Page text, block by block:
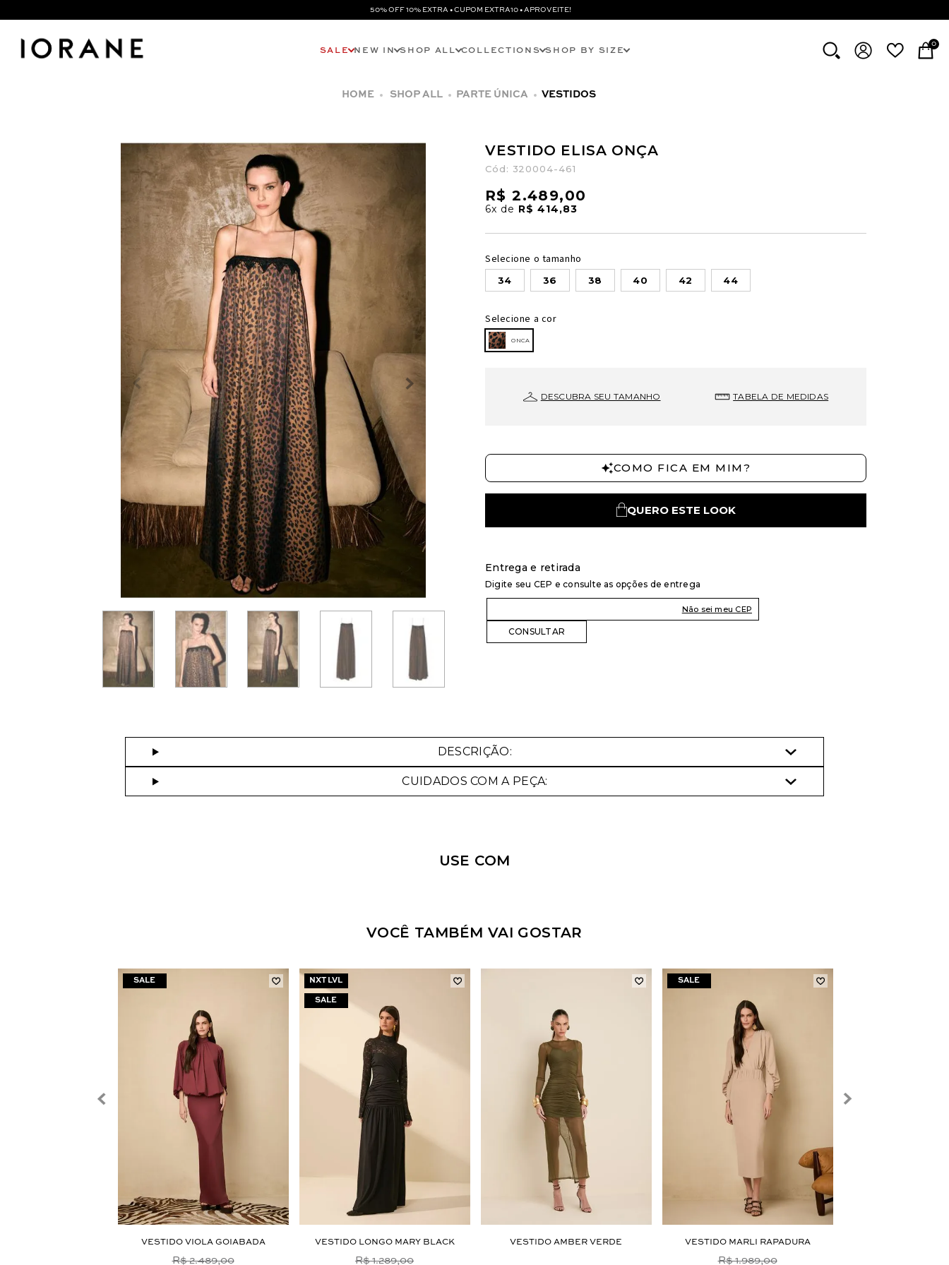
50% OFF 10% EXTRA • CUPOM EXTRA10 • APROVEITE!
SALE NEW IN SHOP ALL COLLECTIONS SHOP BY SIZE
0
SHOP ALL PARTE ÚNICA VESTIDOS
VESTIDO ELISA ONÇA
Cód: 320004-461
R$ 2.489,00
6x de R$ 414,83
pode te ajudar!
Selecione o tamanho que você deseja:
termos e polí­ticas de privacidade
Selecione o tamanho
34 36 38 40 42 44
Selecione a cor
ONCA
DESCUBRA SEU TAMANHO TABELA DE MEDIDAS
COMO FICA EM MIM?
QUERO ESTE LOOK
Entrega e retirada
Digite seu CEP e consulte as opções de entrega
Não sei meu CEP
DESCRIÇÃO:
CUIDADOS COM A PEÇA:
USE COM
VOCÊ TAMBÉM VAI GOSTAR
VESTIDO VIOLA GOIABADA
R$ 2.489,00
NXT LVL
VESTIDO LONGO MARY BLACK
R$ 1.289,00
VESTIDO AMBER VERDE VESTIDO MARLI RAPADURA
R$ 1.989,00